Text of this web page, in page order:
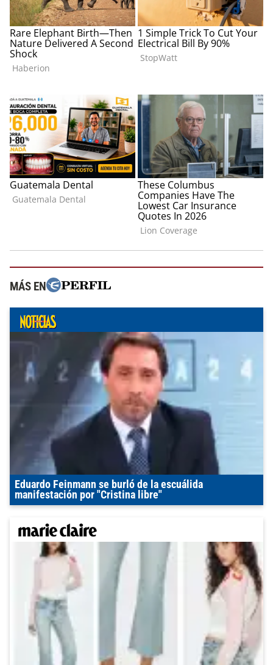
MÁS EN
Eduardo Feinmann se burló de la escuálida
manifestación por "Cristina libre"